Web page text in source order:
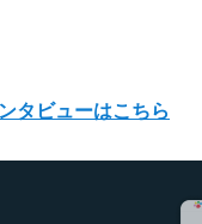
タビューはこちら